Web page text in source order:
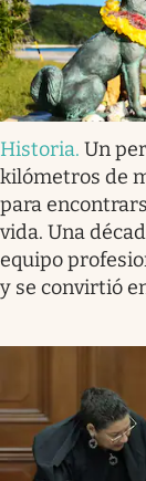
Historia.Un
kilómetros de
para
vida. Una
equipo
y se convirtió